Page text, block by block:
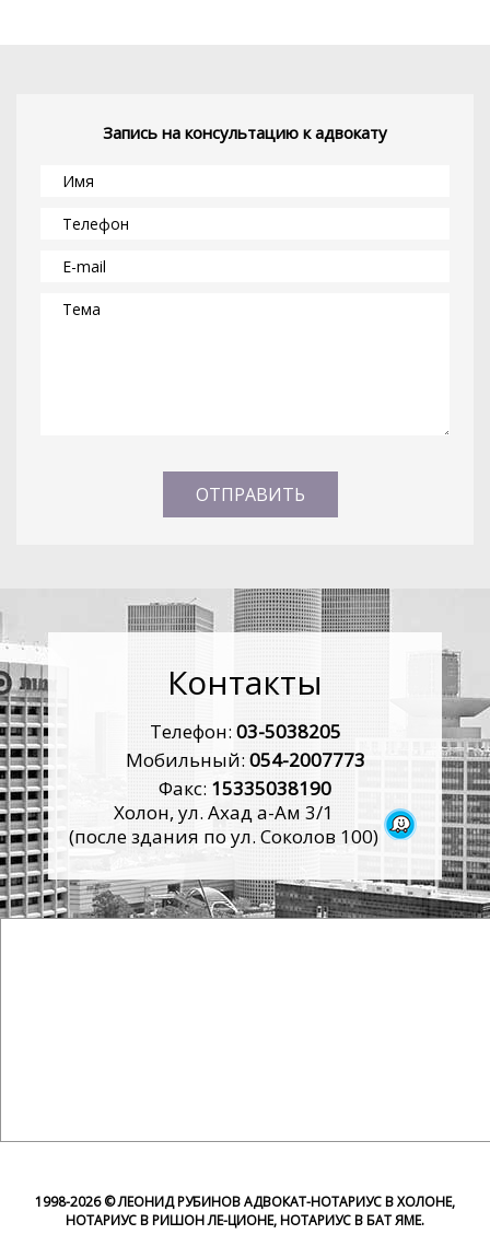
Запись на консультацию к адвокату
Контакты
Телефон: 03-5038205
Мобильный: 054-2007773
Факс: 15335038190
Холон, ул. Ахад а-Ам 3/1
(после здания по ул. Соколов 100)
1998-2026 © ЛЕОНИД РУБИНОВ АДВОКАТ-НОТАРИУС В ХОЛОНЕ,
НОТАРИУС В РИШОН ЛЕ-ЦИОНЕ, НОТАРИУС В БАТ ЯМЕ.